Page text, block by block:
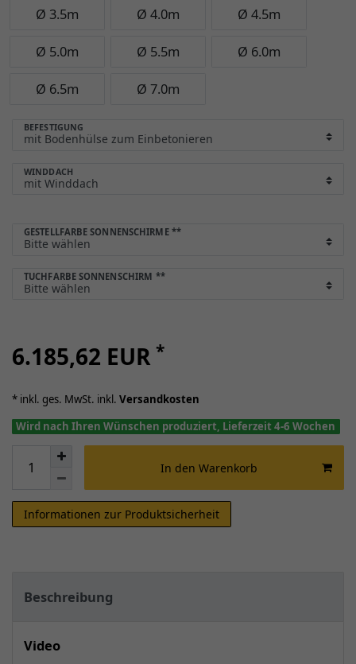
Ø 3.5m Ø 4.0m Ø 4.5m
Ø 5.0m Ø 5.5m Ø 6.0m
Ø 6.5m Ø 7.0m
BEFESTIGUNG
WINDDACH
GESTELLFARBE SONNENSCHIRME **
TUCHFARBE SONNENSCHIRM **
6.185,62 EUR *
* inkl. ges. MwSt. inkl. Versandkosten
Wird nach Ihren Wünschen produziert, Lieferzeit 4-6 Wochen
In den Warenkorb
Informationen zur Produktsicherheit
Beschreibung
Video